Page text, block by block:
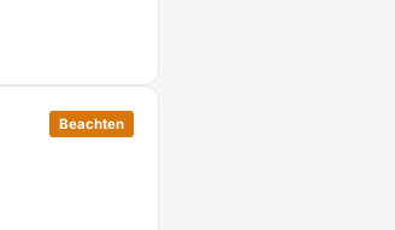
Beachten